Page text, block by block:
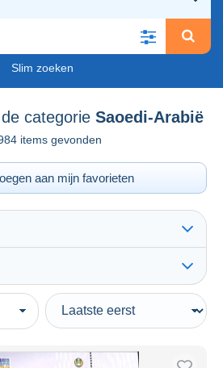
Slim zoeken
categorie Saoedi-Arabië
items gevonden
aan mijn favorieten